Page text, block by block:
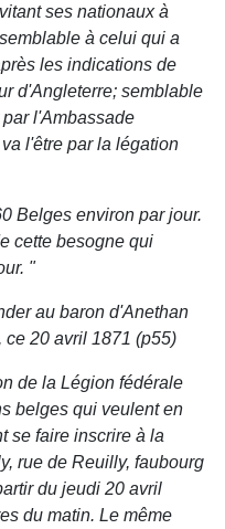
ses nationaux à
à celui qui a
les indications de
d'Angleterre; semblable
l'Ambassade
l'être par la légation
Belges environ par jour.
cette besogne qui
"
au baron d'Anethan
ce 20 avril 1871 (p55)
de la Légion fédérale
belges qui veulent en
se faire inscrire à la
rue de Reuilly, faubourg
du jeudi 20 avril
du matin. Le même